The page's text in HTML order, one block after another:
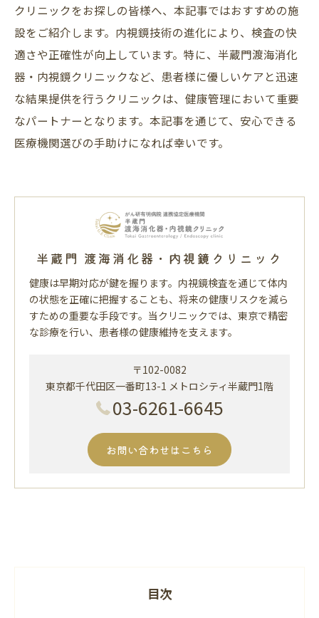
クリニックをお探しの皆様へ、本記事ではおすすめの施
設をご紹介します。内視鏡技術の進化により、検査の快
適さや正確性が向上しています。特に、半蔵門渡海消化
器・内視鏡クリニックなど、患者様に優しいケアと迅速
な結果提供を行うクリニックは、健康管理において重要
なパートナーとなります。本記事を通じて、安心できる
医療機関選びの手助けになれば幸いです。
半蔵門 渡海消化器・内視鏡クリニック
健康は早期対応が鍵を握ります。内視鏡検査を通じて体内
の状態を正確に把握することも、将来の健康リスクを減ら
すための重要な手段です。当クリニックでは、東京で精密
な診療を行い、患者様の健康維持を支えます。
〒102-0082
東京都千代田区一番町13-1 メトロシティ半蔵門1階
03-6261-6645
お問い合わせはこちら
目次